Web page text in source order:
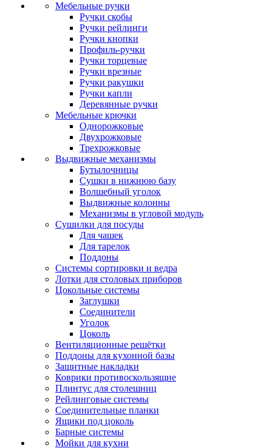
Мебельные ручки
Ручки скобы
Ручки рейлинги
Ручки кнопки
Профиль-ручки
Ручки торцевые
Ручки врезные
Ручки ракушки
Ручки капли
Деревянные ручки
Мебельные крючки
Однорожковые
Двухрожковые
Трехрожковые
Выдвижные механизмы
Бутылочницы
Сушки в нижнюю базу
Волшебный уголок
Выдвижные колонны
Механизмы в угловой модуль
Сушилки для посуды
Для чашек
Для тарелок
Поддоны
Системы сортировки и ведра
Лотки для столовых приборов
Цокольные системы
Заглушки
Соединители
Уголок
Цоколь
Вентиляционные решётки
Поддоны для кухонной базы
Защитные накладки
Коврики противоскользящие
Плинтус для столешниц
Рейлинговые системы
Соединительные планки
Ящики под цоколь
Барные системы
Мойки для кухни